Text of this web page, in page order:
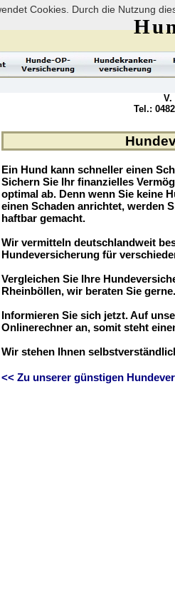
Cookies. Durch die Nutzung
Ein Hund kann schneller einen
Sichern Sie Ihr finanzielles
optimal ab. Denn wenn Sie keine
einen Schaden anrichtet, werden
haftbar gemacht.
Wir vermitteln deutschlandweit
Hundeversicherung für
Vergleichen Sie Ihre
Rheinböllen, wir beraten Sie gerne.
Informieren Sie sich jetzt. Auf
Onlinerechner an, somit steht
Wir stehen Ihnen
<< Zu unserer günstigen
V.
Tel.: